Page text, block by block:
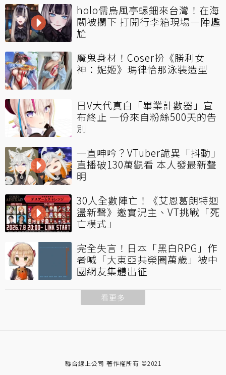
holo儒烏風亭螺鈿來台灣！在海
關被攔下 打開行李箱現場一陣尷
尬
魔鬼身材！Coser扮《勝利女
神：妮姬》瑪律恰那泳裝造型
日V大代真白「畢業計數器」宣
布終止 一份來自粉絲500天的告
別
一直呻吟？VTuber詭異「抖動」
直播破130萬觀看 本人發最新聲
明
30人全數陣亡！《艾恩葛朗特迴
盪新聲》邀實況主、VT挑戰「死
亡模式」
完全失言！日本「黑白RPG」作
者喊「大東亞共榮圈萬歲」被中
國網友集體出征
看更多
聯合線上公司 著作權所有 ©2021